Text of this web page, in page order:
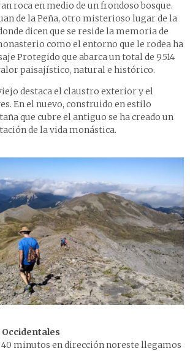
roca en medio de un frondoso bosque.
de la Peña, otro misterioso lugar de la
dicen que se reside la memoria de
como el entorno que le rodea ha
Protegido que abarca un total de 9.514
paisajístico, natural e histórico.
destaca el claustro exterior y el
En el nuevo, construido en estilo
que cubre el antiguo se ha creado un
de la vida monástica.
Occidentales
40 minutos en dirección noreste llegamos